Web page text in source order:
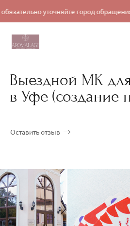
город обращения.
Выездной МК
в Уфе (создание
Оставить отзыв